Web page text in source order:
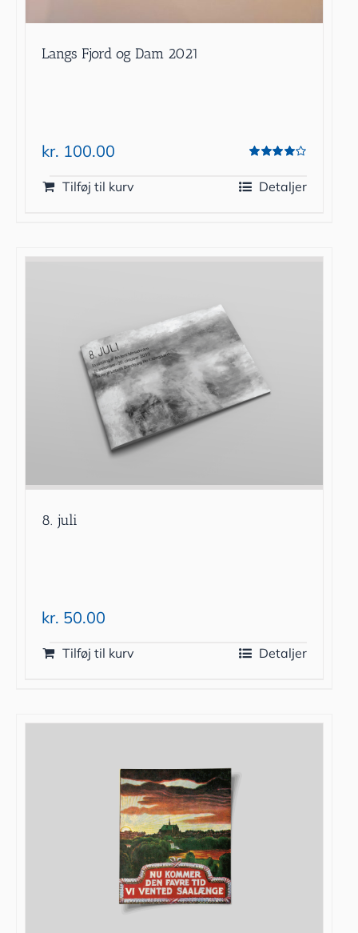
Langs Fjord og Dam 2021
4.00
ud af 5
kr. 100.00
Tilføj til kurv Detaljer
8. juli
kr. 50.00
Tilføj til kurv Detaljer